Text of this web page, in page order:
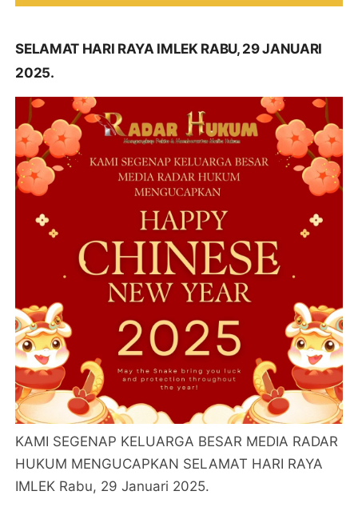
SELAMAT HARI RAYA IMLEK RABU, 29 JANUARI
2025.
KAMI SEGENAP KELUARGA BESAR MEDIA RADAR
HUKUM MENGUCAPKAN SELAMAT HARI RAYA
IMLEK Rabu, 29 Januari 2025.